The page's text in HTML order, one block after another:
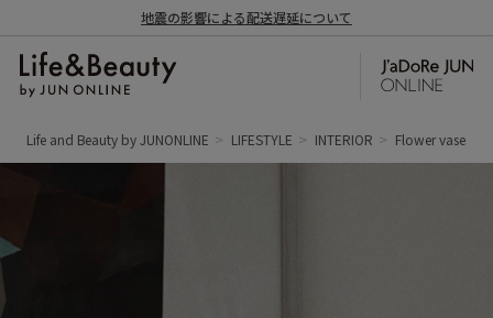
地震の影響による配送遅延について
Life and Beauty by JUNONLINE LIFESTYLE INTERIOR Flower vases